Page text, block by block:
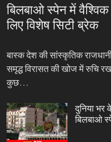
बिलबाओ स्पेन में
लिए विशेष सिटी ब्रेक
बास्क देश की सांस्कृतिक
समृद्ध विरासत की खोज में रुचि
कुछ…
दुनिया भर
बिलबाओ